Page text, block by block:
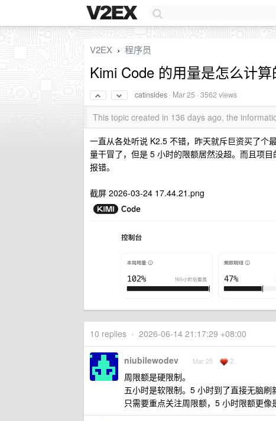
V2EX › 程序员
Kimi Code 的用量是怎么计算
catinsides · Mar 25 · 3562 views
This topic created in 136 days ago, the
一直从各处听说 K2.5 不错，昨天就斥巨资买了个
量干冒了，但是 5 小时的限额居然没超。而且项
报错。
截屏 2026-03-24 17.44.21.png
10 replies • 2026-06-14 21:17:29 +08:00
niubilewodev Mar 25 2
周限额是硬限制。
五小时是软限制。5 小时到了直接无脑刷
只需要重点关注周限额，5 小时限额更像